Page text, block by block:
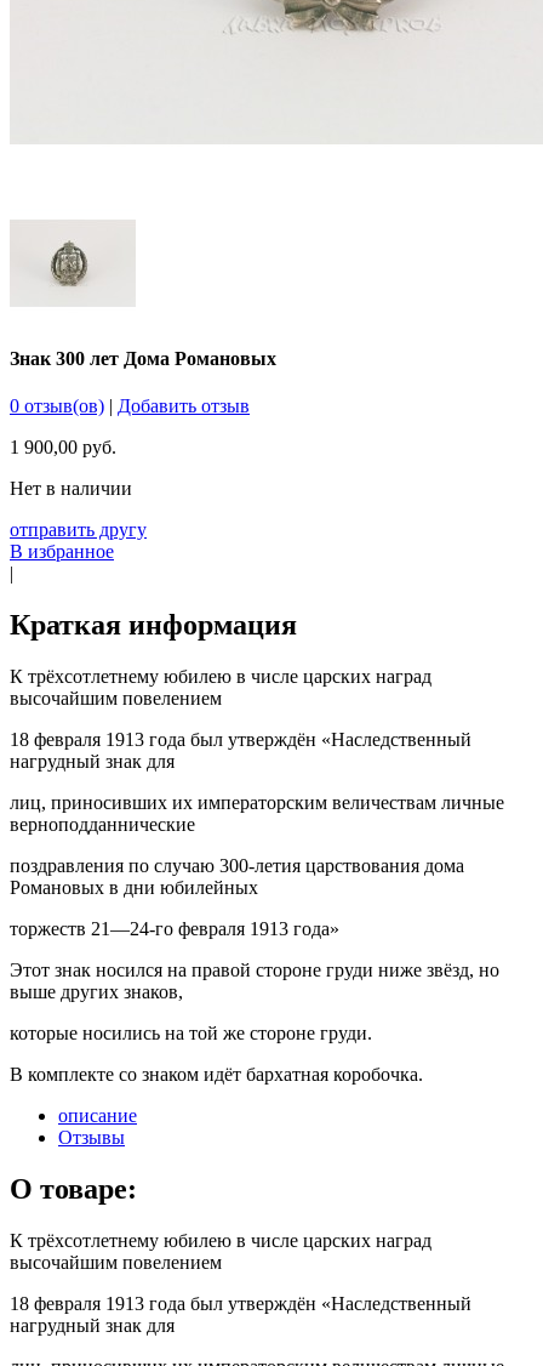
Знак 300 лет Дома Романовых
0 отзыв(ов) | Добавить отзыв
1 900,00 руб.
Нет в наличии
отправить другу
В избранное
|
Краткая информация
К трёхсотлетнему юбилею в числе царских наград
высочайшим повелением
18 февраля 1913 года был утверждён «Наследственный
нагрудный знак для
лиц, приносивших их императорским величествам личные
верноподданнические
поздравления по случаю 300-летия царствования дома
Романовых в дни юбилейных
торжеств 21—24-го февраля 1913 года»
Этот знак носился на правой стороне груди ниже звёзд, но
выше других знаков,
которые носились на той же стороне груди.
В комплекте со знаком идёт бархатная коробочка.
описание
Отзывы
О товаре:
К трёхсотлетнему юбилею в числе царских наград
высочайшим повелением
18 февраля 1913 года был утверждён «Наследственный
нагрудный знак для